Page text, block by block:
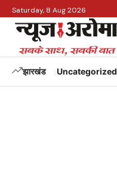
Saturday, 8 Aug 2026
झारखंड Uncategorized